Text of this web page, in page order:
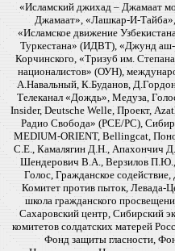
«Исламский джихад – Джамаат
Джамаат», «Лашкар-И-Тайба»,
«Исламское движение
Туркестана» (ИДВТ), «Джунд
Корчинского, «Тризуб им.
националистов» (ОУН),
А.Навальный, К.Буданов,
Телеканал «Дождь», Медуза,
Insider, Deutsche Welle, Проект,
Радио Свобода» (PCE/PC),
MEDIUM-ORIENT, Bellingcat,
С.Е., Камалягин Д.Н., Апахончич
Шендерович В.А., Верзилов П.Ю.,
Голос, Гражданское
Комитет против пыток, Левада-
школа гражданского
Сахаровский центр, Сибирский
комитетов солдатских матерей
Фонд защиты гласности,